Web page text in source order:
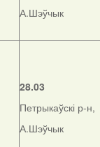
А.Шэўчык
28.03
Петрыкаўскі р-н,
А.Шэўчык